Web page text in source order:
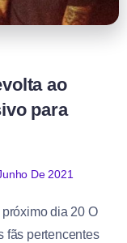
ao
para
De 2021
dia 20 O
fãs pertencentes